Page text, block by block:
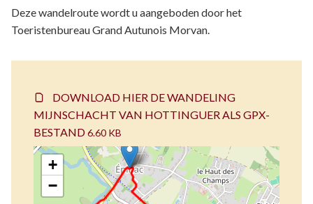
Deze wandelroute wordt u aangeboden door het
Toeristenbureau Grand Autunois Morvan.
DOWNLOAD HIER DE WANDELING
MIJNSCHACHT VAN HOTTINGUER ALS GPX-
BESTAND6.60 KB
+
−